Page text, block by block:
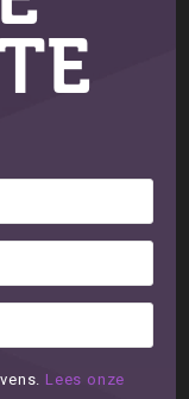
Lees onze